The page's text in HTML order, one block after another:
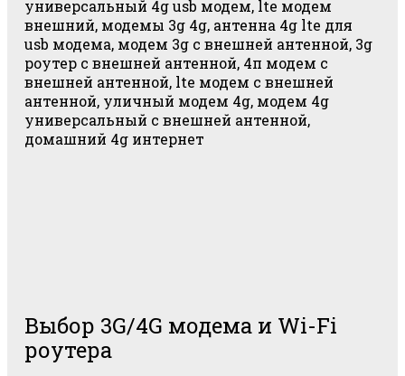
Выбор 3G/4G модема и Wi-Fi
роутера